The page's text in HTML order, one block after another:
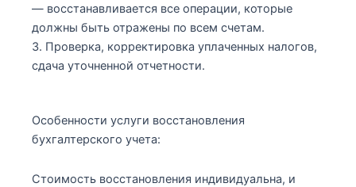
— восстанавливается все операции, которые
должны быть отражены по всем счетам.
3. Проверка, корректировка уплаченных налогов,
сдача уточненной отчетности.
Особенности услуги восстановления
бухгалтерского учета:
Стоимость восстановления индивидуальна, и